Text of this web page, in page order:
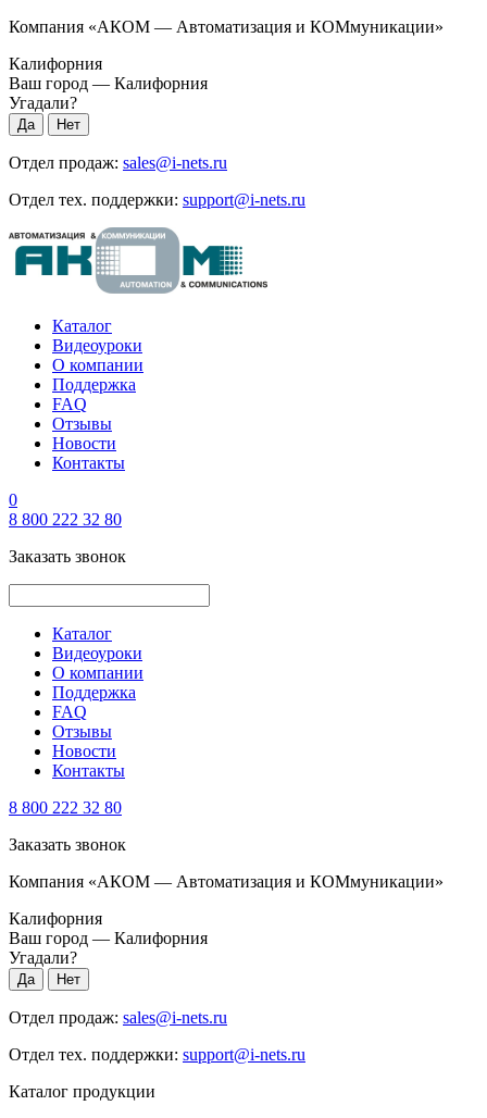
Компания «АКОМ — Автоматизация и КОМмуникации»
Калифорния
Ваш город — Калифорния
Угадали?
Отдел продаж: sales@i-nets.ru
Отдел тех. поддержки: support@i-nets.ru
Каталог
Видеоуроки
О компании
Поддержка
FAQ
Отзывы
Новости
Контакты
0
8 800 222 32 80
Заказать звонок
Каталог
Видеоуроки
О компании
Поддержка
FAQ
Отзывы
Новости
Контакты
8 800 222 32 80
Заказать звонок
Компания «АКОМ — Автоматизация и КОМмуникации»
Калифорния
Ваш город — Калифорния
Угадали?
Отдел продаж: sales@i-nets.ru
Отдел тех. поддержки: support@i-nets.ru
Каталог продукции